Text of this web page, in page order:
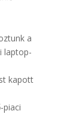
a
laptop-
kapott
piaci